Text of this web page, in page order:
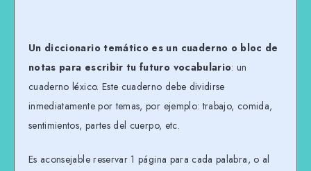
Un diccionario temático es un cuaderno o bloc de
notas para escribir tu futuro vocabulario: un
cuaderno léxico. Este cuaderno debe dividirse
inmediatamente por temas, por ejemplo: trabajo, comida,
sentimientos, partes del cuerpo, etc.
Es aconsejable reservar 1 página para cada palabra, o al